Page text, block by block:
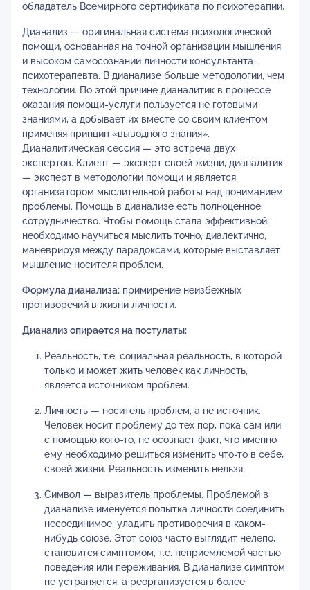
обладатель Всемирного сертификата по психотерапии.
Дианализ — оригинальная система психологической
помощи, основанная на точной организации мышления
и высоком самосознании личности консультанта-
психотерапевта. В дианализе больше методологии, чем
технологии. По этой причине дианалитик в процессе
оказания помощи-услуги пользуется не готовыми
знаниями, а добывает их вместе со своим клиентом
применяя принцип «выводного знания».
Дианалитическая сессия — это встреча двух
экспертов. Клиент — эксперт своей жизни, дианалитик
— эксперт в методологии помощи и является
организатором мыслительной работы над пониманием
проблемы. Помощь в дианализе есть полноценное
сотрудничество. Чтобы помощь стала эффективной,
необходимо научиться мыслить точно, диалектично,
маневрируя между парадоксами, которые выставляет
мышление носителя проблем.
Формула дианализа: примирение неизбежных
противоречий в жизни личности.
Дианализ опирается на постулаты:
Реальность, т.е. социальная реальность, в которой
только и может жить человек как личность,
является источником проблем.
Личность — носитель проблем, а не источник.
Человек носит проблему до тех пор, пока сам или
с помощью кого-то, не осознает факт, что именно
ему необходимо решиться изменить что-то в себе,
своей жизни. Реальность изменить нельзя.
Символ — выразитель проблемы. Проблемой в
дианализе именуется попытка личности соединить
несоединимое, уладить противоречия в каком-
нибудь союзе. Этот союз часто выглядит нелепо,
становится симптомом, т.е. неприемлемой частью
поведения или переживания. В дианализе симптом
не устраняется, а реорганизуется в более